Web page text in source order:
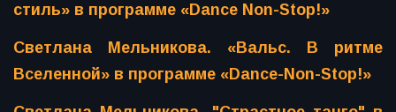
стиль» в программе «Dance Non-Stop!»
Светлана Мельникова. «Вальс. В ритме
Вселенной» в программе «Dance-Non-Stop!»